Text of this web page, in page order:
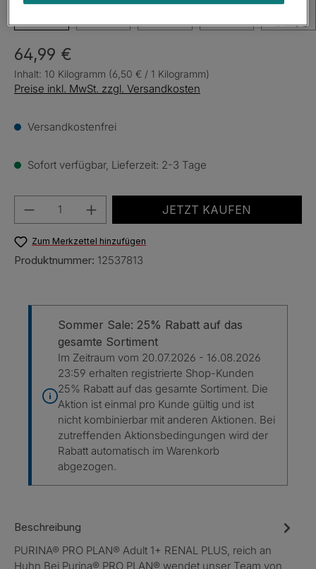
64,99 €
Inhalt: 10 Kilogramm (6,50 € / 1 Kilogramm)
Preise inkl. MwSt. zzgl. Versandkosten
Versandkostenfrei
Sofort verfügbar, Lieferzeit: 2-3 Tage
Produkt Anzahl: Gib den gewünschten
JETZT KAUFEN
Zum Merkzettel hinzufügen
Produktnummer: 12537813
Sommer Sale: 25% Rabatt auf das
gesamte Sortiment
Im Zeitraum vom 20.07.2026 - 16.08.2026
23:59 erhalten registrierte Shop-Kunden
25% Rabatt auf das gesamte Sortiment. Die
Aktion ist einmal pro Kunde gültig und ist
nicht kombinierbar mit anderen Aktionen. Bei
zutreffenden Aktionsbedingungen wird der
Rabatt automatisch im Warenkorb
abgezogen.
Beschreibung
PURINA® PRO PLAN® Adult 1+ RENAL PLUS, reich an
Huhn Bei Purina® PRO PLAN® wendet unser Team von